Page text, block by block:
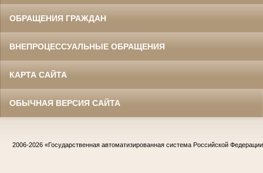
ОБРАЩЕНИЯ ГРАЖДАН
ВНЕПРОЦЕССУАЛЬНЫЕ ОБРАЩЕНИЯ
КАРТА САЙТА
ОБЫЧНАЯ ВЕРСИЯ САЙТА
2006-2026 «Государственная автоматизированная система Российской